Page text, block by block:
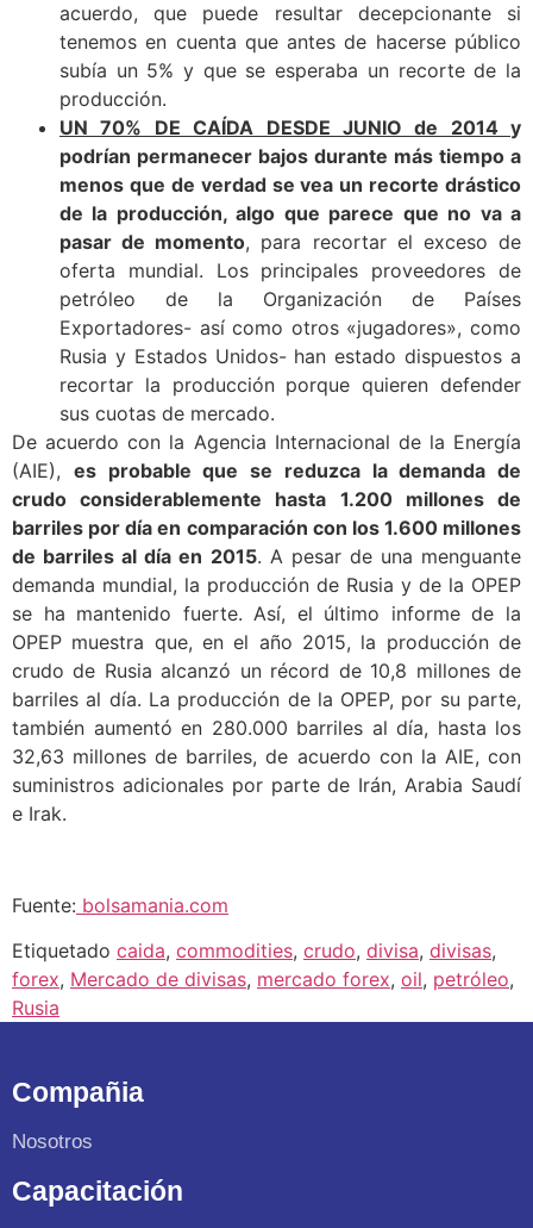
acuerdo, que puede resultar decepcionante si
tenemos en cuenta que antes de hacerse público
subía un 5% y que se esperaba un recorte de la
producción.
UN 70% DE CAÍDA DESDE JUNIO de 2014 y
podrían permanecer bajos durante más tiempo a
menos que de verdad se vea un recorte drástico
de la producción, algo que parece que no va a
pasar de momento, para recortar el exceso de
oferta mundial. Los principales proveedores de
petróleo de la Organización de Países
Exportadores- así como otros «jugadores», como
Rusia y Estados Unidos- han estado dispuestos a
recortar la producción porque quieren defender
sus cuotas de mercado.
De acuerdo con la Agencia Internacional de la Energía
(AIE), es probable que se reduzca la demanda de
crudo considerablemente hasta 1.200 millones de
barriles por día en comparación con los 1.600 millones
de barriles al día en 2015. A pesar de una menguante
demanda mundial, la producción de Rusia y de la OPEP
se ha mantenido fuerte. Así, el último informe de la
OPEP muestra que, en el año 2015, la producción de
crudo de Rusia alcanzó un récord de 10,8 millones de
barriles al día. La producción de la OPEP, por su parte,
también aumentó en 280.000 barriles al día, hasta los
32,63 millones de barriles, de acuerdo con la AIE, con
suministros adicionales por parte de Irán, Arabia Saudí
e Irak.
Fuente: bolsamania.com
Etiquetado caida, commodities, crudo, divisa, divisas,
forex, Mercado de divisas, mercado forex, oil, petróleo,
Rusia
Compañia
Nosotros
Capacitación